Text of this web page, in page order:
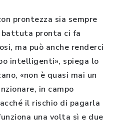
prontezza sia sempre
battuta pronta ci fa
ma può anche renderci
intelligenti», spiega lo
«non è quasi mai un
in campo
il rischio di pagarla
una volta sì e due